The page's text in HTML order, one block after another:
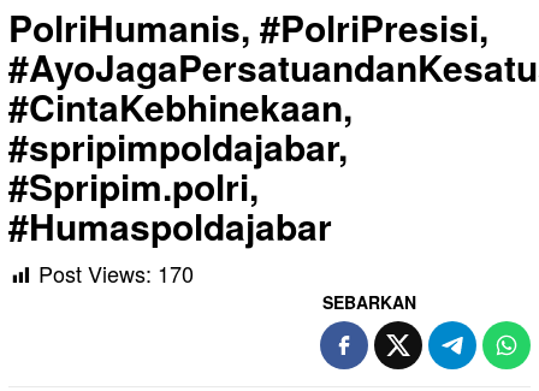
PolriHumanis, #PolriPresisi,
#CintaKebhinekaan,
#spripimpoldajabar,
#Spripim.polri,
#Humaspoldajabar
Post Views: 170
SEBARKAN